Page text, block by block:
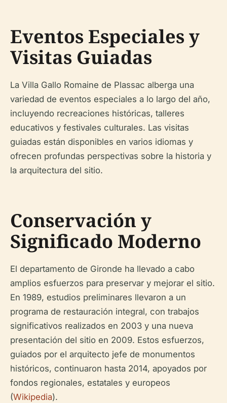
Eventos Especiales y
Visitas Guiadas
La Villa Gallo Romaine de Plassac alberga una
variedad de eventos especiales a lo largo del año,
incluyendo recreaciones históricas, talleres
educativos y festivales culturales. Las visitas
guiadas están disponibles en varios idiomas y
ofrecen profundas perspectivas sobre la historia y
la arquitectura del sitio.
Conservación y
Significado Moderno
El departamento de Gironde ha llevado a cabo
amplios esfuerzos para preservar y mejorar el sitio.
En 1989, estudios preliminares llevaron a un
programa de restauración integral, con trabajos
significativos realizados en 2003 y una nueva
presentación del sitio en 2009. Estos esfuerzos,
guiados por el arquitecto jefe de monumentos
históricos, continuaron hasta 2014, apoyados por
fondos regionales, estatales y europeos
(Wikipedia).